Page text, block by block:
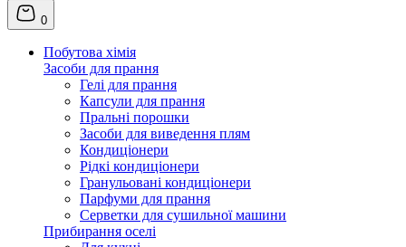
0
Побутова хімія
Засоби для прання
Гелі для прання
Капсули для прання
Пральні порошки
Засоби для виведення плям
Кондиціонери
Рідкі кондиціонери
Гранульовані кондиціонери
Парфуми для прання
Серветки для сушильної машини
Прибирання оселі